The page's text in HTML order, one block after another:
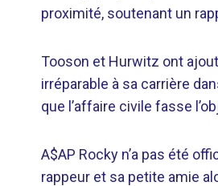
proximité, soutenant un
Tooson et Hurwitz ont
irréparable à sa carrière
que l’affaire civile fasse
A$AP Rocky n’a pas été
rappeur et sa petite amie